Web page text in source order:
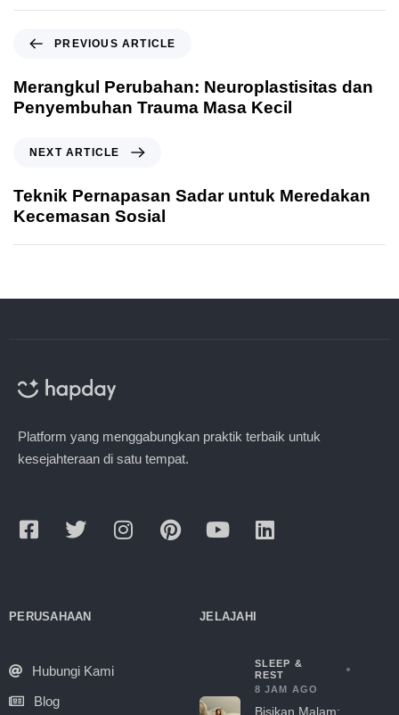
PREVIOUS ARTICLE
Merangkul Perubahan: Neuroplastisitas dan
Penyembuhan Trauma Masa Kecil
NEXT ARTICLE
Teknik Pernapasan Sadar untuk Meredakan
Kecemasan Sosial
Platform yang menggabungkan praktik terbaik untuk
kesejahteraan di satu tempat.
PERUSAHAAN
Hubungi Kami
Blog
JELAJAHI
SLEEP &
REST
8 JAM AGO
Bisikan Malam: